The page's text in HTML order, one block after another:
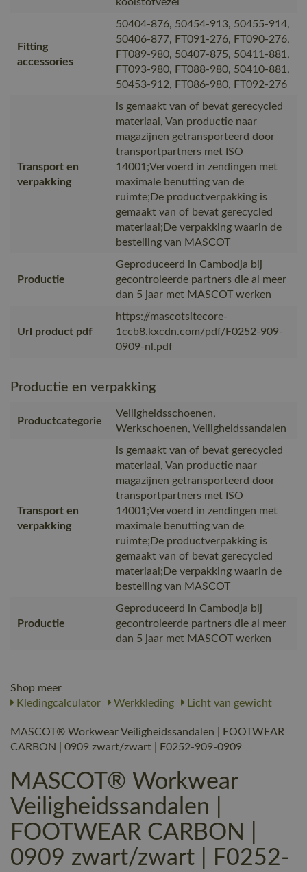
Fitting
accessories
50404-876, 50454-913, 50455-914,
50406-877, FT091-276, FT090-276,
FT089-980, 50407-875, 50411-881,
FT093-980, FT088-980, 50410-881,
50453-912, FT086-980, FT092-276
Transport en
verpakking
is gemaakt van of bevat gerecycled
materiaal, Van productie naar
magazijnen getransporteerd door
transportpartners met ISO
14001;Vervoerd in zendingen met
maximale benutting van de
ruimte;De productverpakking is
gemaakt van of bevat gerecycled
materiaal;De verpakking waarin de
bestelling van MASCOT
Productie
Geproduceerd in Cambodja bij
gecontroleerde partners die al meer
dan 5 jaar met MASCOT werken
Url product pdf
https://mascotsitecore-
1ccb8.kxcdn.com/pdf/F0252-909-
0909-nl.pdf
Productie en verpakking
Productcategorie
Veiligheidsschoenen,
Werkschoenen, Veiligheidssandalen
Transport en
verpakking
is gemaakt van of bevat gerecycled
materiaal, Van productie naar
magazijnen getransporteerd door
transportpartners met ISO
14001;Vervoerd in zendingen met
maximale benutting van de
ruimte;De productverpakking is
gemaakt van of bevat gerecycled
materiaal;De verpakking waarin de
bestelling van MASCOT
Productie
Geproduceerd in Cambodja bij
gecontroleerde partners die al meer
dan 5 jaar met MASCOT werken
Shop meer
Kledingcalculator
Werkkleding Licht van gewicht
MASCOT® Workwear Veiligheidssandalen | FOOTWEAR
CARBON | 0909 zwart/zwart | F0252-909-0909
MASCOT® Workwear
Veiligheidssandalen |
FOOTWEAR CARBON |
0909 zwart/zwart | F0252-